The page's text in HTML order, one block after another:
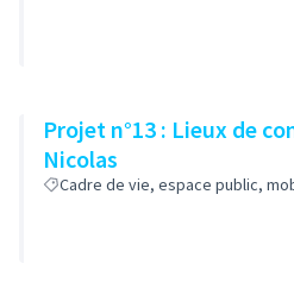
Projet n°13 : Lieux de
Nicolas
Cadre de vie, espace public,